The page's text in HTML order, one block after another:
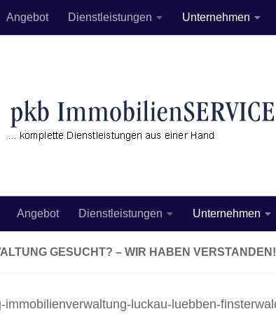
Angebot Dienstleistungen Unternehmen
Angebot Dienstleistungen Unternehmen
GESUCHT? – WIR HABEN VERSTANDEN!